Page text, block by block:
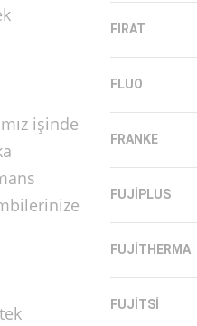
işinde
FIRAT
FLUO
FRANKE
FUJIPLUS
FUJITHERMA
FUJITSI